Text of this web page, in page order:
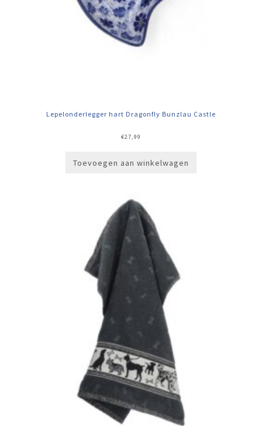
Lepelonderlegger hart Dragonfly Bunzlau Castle
€27,99
Toevoegen aan winkelwagen